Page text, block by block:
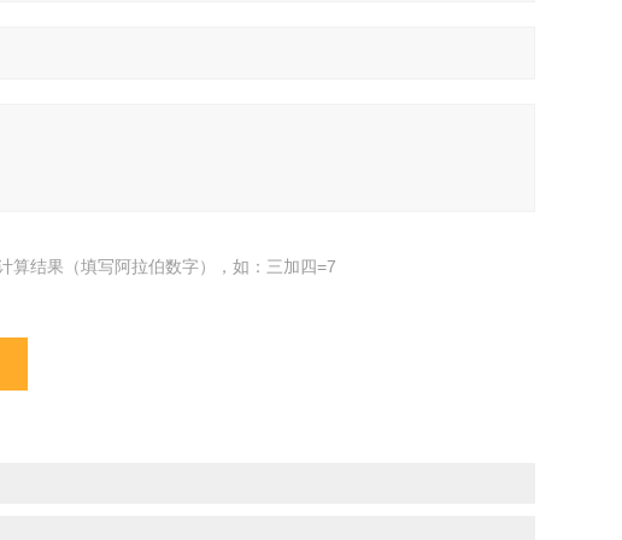
算结果（填写阿拉伯数字），如：三加四=7